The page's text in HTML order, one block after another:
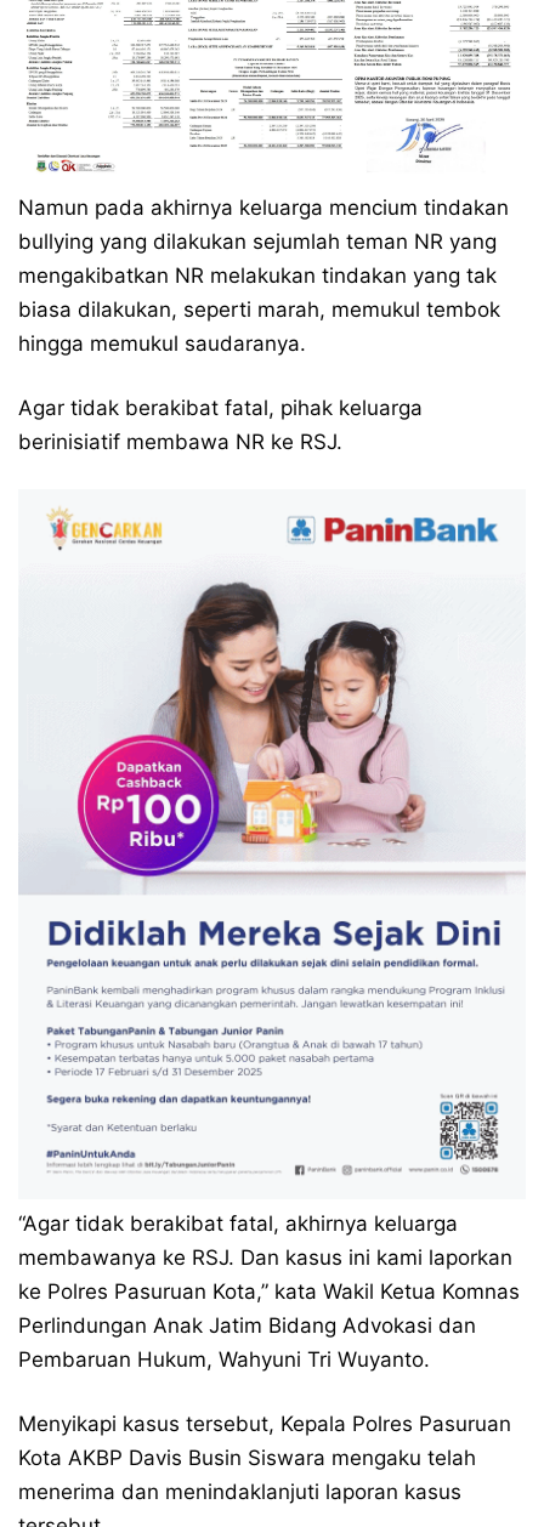
Namun pada akhirnya keluarga mencium tindakan
bullying yang dilakukan sejumlah teman NR yang
mengakibatkan NR melakukan tindakan yang tak
biasa dilakukan, seperti marah, memukul tembok
hingga memukul saudaranya.
Agar tidak berakibat fatal, pihak keluarga
berinisiatif membawa NR ke RSJ.
“Agar tidak berakibat fatal, akhirnya keluarga
membawanya ke RSJ. Dan kasus ini kami laporkan
ke Polres Pasuruan Kota,” kata Wakil Ketua Komnas
Perlindungan Anak Jatim Bidang Advokasi dan
Pembaruan Hukum, Wahyuni Tri Wuyanto.
Menyikapi kasus tersebut, Kepala Polres Pasuruan
Kota AKBP Davis Busin Siswara mengaku telah
menerima dan menindaklanjuti laporan kasus